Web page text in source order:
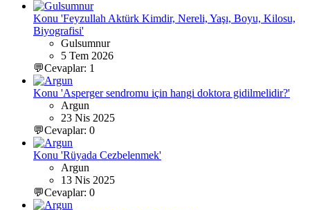
Konu 'Feyzullah Aktürk Kimdir, Nereli, Yaşı, Boyu, Kilosu,
Biyografisi'
Gulsumnur
5 Tem 2026
💬Cevaplar: 1
Konu 'Asperger sendromu için hangi doktora gidilmelidir?'
Argun
23 Nis 2025
💬Cevaplar: 0
Konu 'Rüyada Cezbelenmek'
Argun
13 Nis 2025
💬Cevaplar: 0